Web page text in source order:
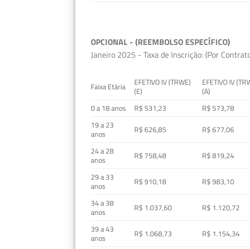
OPCIONAL - (REEMBOLSO ESPECÍFICO)
Janeiro 2025 - Taxa de Inscrição: (Por
Faixa Etária
EFETIVO IV (TRWE)
(E)
EFETIVO IV
(A)
0 a 18 anos
R$ 531,23 R$ 573,78
19 a 23
anos
R$ 626,85 R$ 677,06
24 a 28
anos
R$ 758,48 R$ 819,24
29 a 33
anos
R$ 910,18 R$ 983,10
34 a 38
anos
R$ 1.037,60 R$ 1.120,72
39 a 43
anos
R$ 1.068,73 R$ 1.154,34